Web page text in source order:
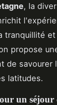
, la
tranquillité
propose
de savourer
latitudes.
un